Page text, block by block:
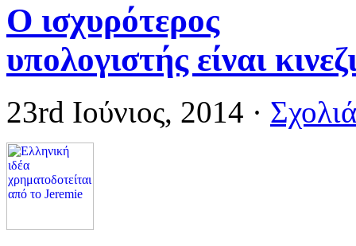
Ο ισχυρότερος
υπολογιστής είναι
23rd Ιούνιος, 2014 ·